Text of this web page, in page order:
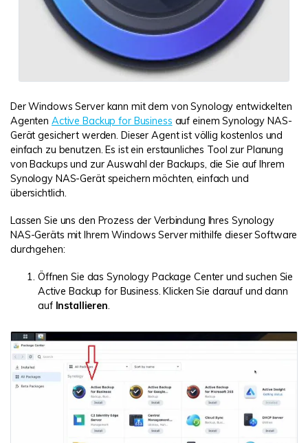
Der Windows Server kann mit dem von Synology entwickelten
Agenten Active Backup for Business auf einem Synology NAS-
Gerät gesichert werden. Dieser Agent ist völlig kostenlos und
einfach zu benutzen. Es ist ein erstaunliches Tool zur Planung
von Backups und zur Auswahl der Backups, die Sie auf Ihrem
Synology NAS-Gerät speichern möchten, einfach und
übersichtlich.
Lassen Sie uns den Prozess der Verbindung Ihres Synology
NAS-Geräts mit Ihrem Windows Server mithilfe dieser Software
durchgehen:
Öffnen Sie das Synology Package Center und suchen Sie
Active Backup for Business. Klicken Sie darauf und dann
auf Installieren.